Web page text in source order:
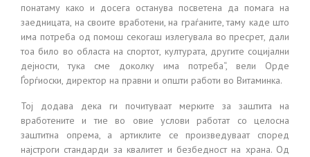
понатаму како и досега останува посветена да помага на
заедницата, на своите вработени, на граѓаните, таму каде што
има потреба од помош секогаш излегувала во пресрет, дали
тоа било во областа на спортот, културата, другите социјални
дејности, тука сме доколку има потреба“, вели Орде
Ѓорѓиоски, директор на правни и општи работи во Витаминка.
Тој додава дека ги почитуваат мерките за заштита на
вработените и тие во овие услови работат со целосна
заштитна опрема, а артиклите се произведуваат според
најстроги стандарди за квалитет и безбедност на храна. Од